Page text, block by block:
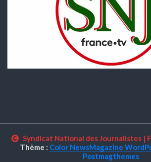
Syndicat National des Journalistes |
Thème : Color NewsMagazine
Postmagthemes